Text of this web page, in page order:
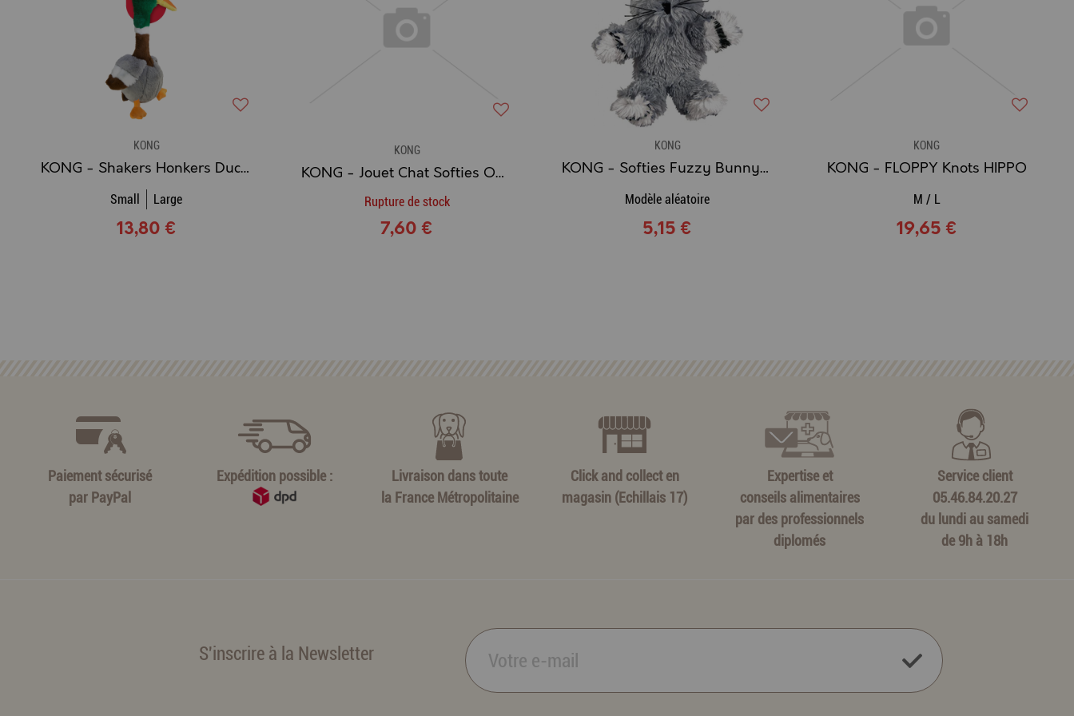
KONG
KONG - Shakers Honkers Duck / Jouet Chien Canard
Small Large
13,80 €
KONG
KONG - Jouet Chat Softies Ours de Noël
Rupture de stock
7,60 €
KONG
KONG - Softies Fuzzy Bunny - Jouet Chat Peluche lapin avec herbe à chat
Modèle aléatoire
5,15 €
KONG
KONG - FLOPPY Knots HIPPO
M / L
19,65 €
Paiement sécurisé
par PayPal
Expédition possible :
Livraison dans toute
la France Métropolitaine
Click and collect en
magasin (Echillais 17)
Expertise et
conseils alimentaires
par des professionnels
diplomés
Service client
05.46.84.20.27
du lundi au samedi
de 9h à 18h
S'inscrire à la Newsletter